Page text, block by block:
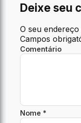
Deixe seu
O seu
Campos
Comentário
Nome *